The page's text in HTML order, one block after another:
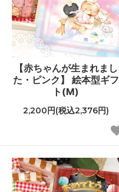
【赤ちゃんが生まれまし
た・ピンク】 絵本型ギフ
ト(M)
2,200円(税込2,376円)